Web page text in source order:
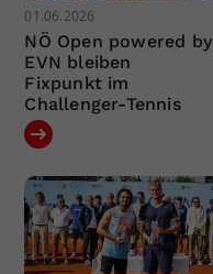
01.06.2026
NÖ Open powered by
EVN bleiben
Fixpunkt im
Challenger-Tennis